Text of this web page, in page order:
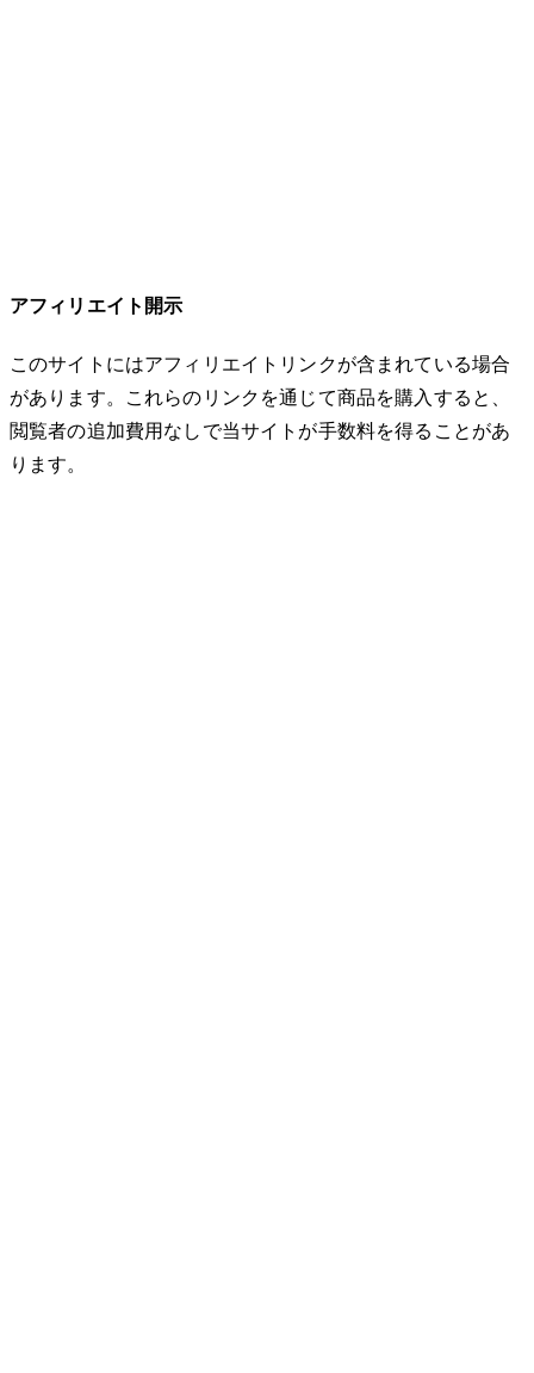
アフィリエイト開示
このサイトにはアフィリエイトリンクが含まれている場合
があります。これらのリンクを通じて商品を購入すると、
閲覧者の追加費用なしで当サイトが手数料を得ることがあ
ります。